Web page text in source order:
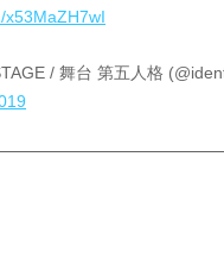
x53MaZH7wI
/ 舞台 第五人格